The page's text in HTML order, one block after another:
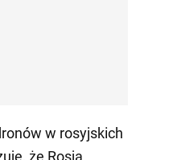
w rosyjskich
że Rosja